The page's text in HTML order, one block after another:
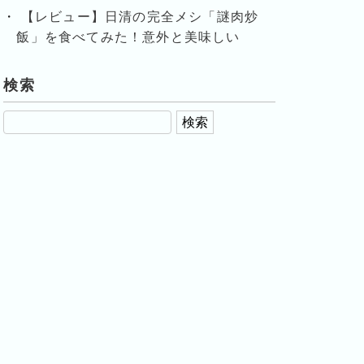
【レビュー】日清の完全メシ「謎肉炒
飯」を食べてみた！意外と美味しい
検索